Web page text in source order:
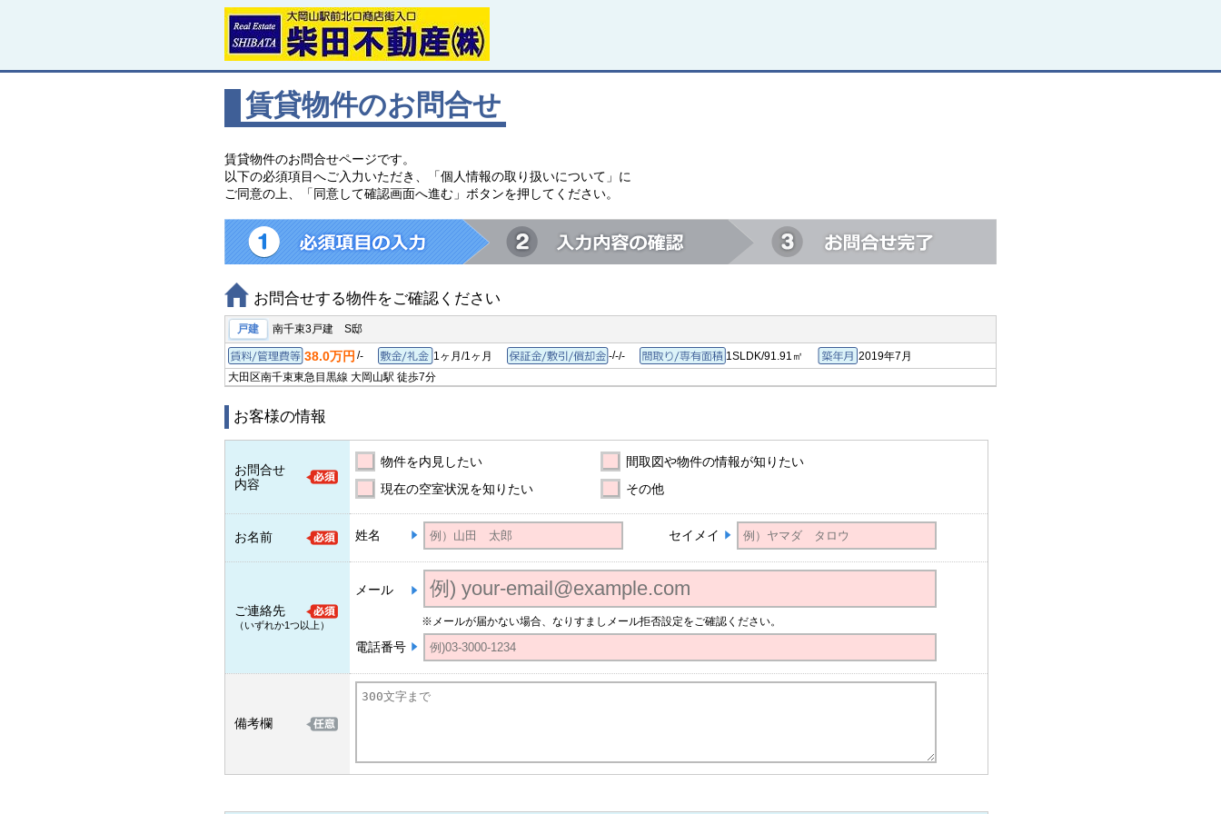
賃貸物件のお問合せ
賃貸物件のお問合せページです。
以下の必須項目へご入力いただき、「個人情報の取り扱いについて」に
ご同意の上、「同意して確認画面へ進む」ボタンを押してください。
お問合せする物件をご確認ください
戸建 南千束3戸建 S邸
賃料/管理費等
38.0万円 /- 敷金/礼金
1ヶ月/1ヶ月 保証金/敷引/償却金
-/-/- 間取り/専有面積
1SLDK/91.91㎡ 築年月
2019年7月
大田区南千束東急目黒線 大岡山駅 徒歩7分
お客様の情報
お問合せ
内容
物件を内見したい
間取図や物件の情報が知りたい
現在の空室状況を知りたい
その他
お名前 姓名 セイメイ
ご連絡先
（いずれか1つ以上）
メール
※メールが届かない場合、なりすましメール拒否設定をご確認ください。
電話番号
備考欄